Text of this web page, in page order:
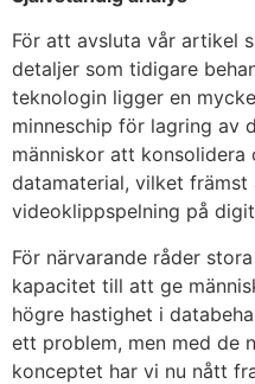
För att avsluta vår artikel
detaljer som tidigare
teknologin ligger en
minneschip för lagring av
människor att konsolidera
datamaterial, vilket främst
videoklippspelning på
För närvarande råder
kapacitet till att ge
högre hastighet i
ett problem, men med de
konceptet har vi nu nått